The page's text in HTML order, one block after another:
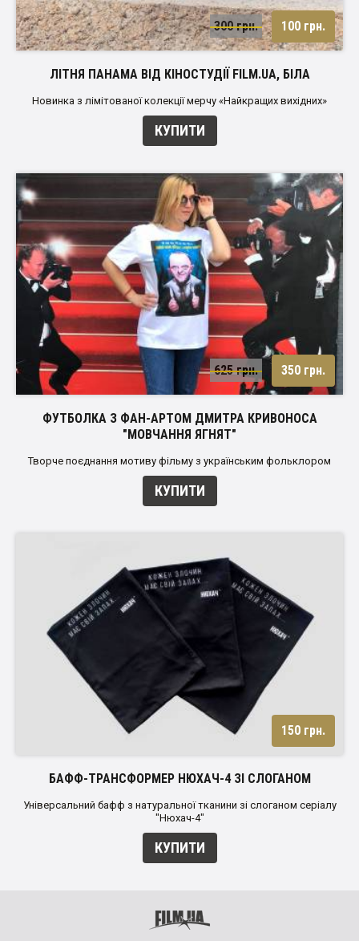
300 грн. 100 грн.
ЛІТНЯ ПАНАМА ВІД КІНОСТУДІЇ FILM.UA, БІЛА
Новинка з лімітованої колекції мерчу «Найкращих вихідних»
КУПИТИ
625 грн. 350 грн.
ФУТБОЛКА З ФАН-АРТОМ ДМИТРА КРИВОНОСА
"МОВЧАННЯ ЯГНЯТ"
Творче поєднання мотиву фільму з українським фольклором
КУПИТИ
150 грн.
БАФФ-ТРАНСФОРМЕР НЮХАЧ-4 ЗІ СЛОГАНОМ
Універсальний бафф з натуральної тканини зі слоганом серіалу
"Нюхач-4"
КУПИТИ